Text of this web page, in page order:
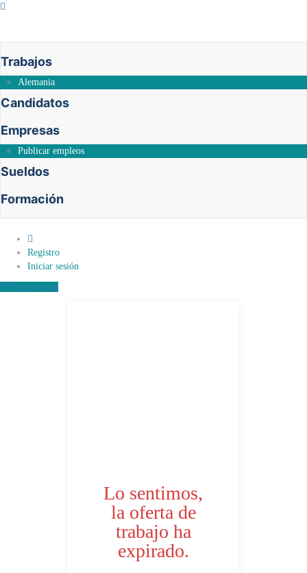
Trabajos
Alemania
Candidatos
Empresas
Publicar empleos
Sueldos
Formación
Registro
Iniciar sesión
Elige tu plan
Lo sentimos,
la oferta de
trabajo ha
expirado.